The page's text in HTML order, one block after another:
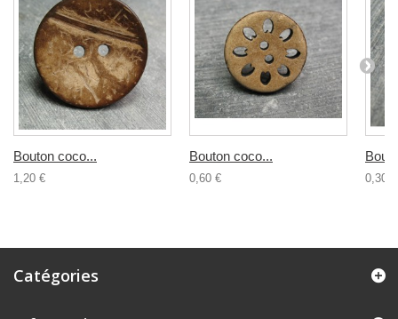
Bouton coco...
1,20 €
Bouton coco...
0,60 € 0,30 €
Catégories